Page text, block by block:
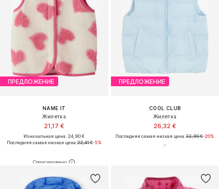
ПРЕДЛОЖЕНИЕ
NAME IT
Жилетка
21,17 €
Изначальная цена: 24,90 €
Последняя самая низкая цена:22,41 €-5%
ПРЕДЛОЖЕНИЕ
COOL CLUB
Жилетка
26,32 €
Последняя самая низкая цена:32,90 €-20%